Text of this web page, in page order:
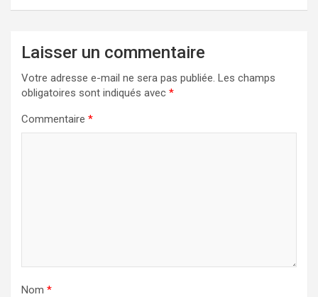
Laisser un commentaire
Votre adresse e-mail ne sera pas publiée. Les champs
obligatoires sont indiqués avec *
Commentaire *
Nom *